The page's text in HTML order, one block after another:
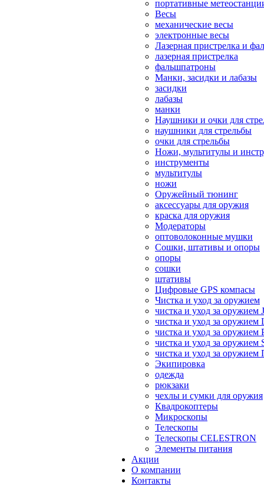
портативные
Весы
механические весы
электронные весы
Лазерная пристрелка и
лазерная пристрелка
фальшпатроны
Манки, засидки и лабазы
засидки
лабазы
манки
Наушники и очки для
наушники для стрельбы
очки для стрельбы
Ножи, мультитулы и
инструменты
мультитулы
ножи
Оружейный тюнинг
аксессуары для оружия
краска для оружия
Модераторы
оптоволоконные мушки
Сошки, штативы и опоры
опоры
сошки
штативы
Цифровые GPS компасы
Чистка и уход за оружием
чистка и уход за оружием
чистка и уход за оружием
чистка и уход за оружием
чистка и уход за оружием
чистка и уход за
Экипировка
одежда
рюкзаки
чехлы и сумки для оружия
Квадрокоптеры
Микроскопы
Телескопы
Телескопы CELESTRON
Элементы питания
Акции
О компании
Контакты